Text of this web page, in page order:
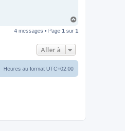
u
4 messages • Page 1 sur 1
Aller à
Heures au format UTC+02:00